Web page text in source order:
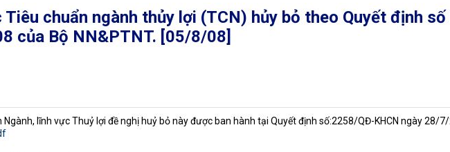
Tiêu chuẩn ngành thủy lợi (TCN) hủy bỏ theo Quyết định
của Bộ NN&PTNT. [05/8/08]
Ngành, lĩnh vực Thuỷ lợi đề nghị huỷ bỏ này được ban hành tại Quyết định số:2258/QĐ-KHCN ngày 28/